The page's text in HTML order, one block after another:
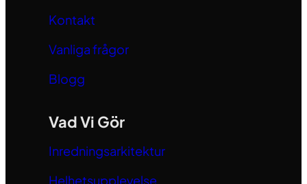
Kontakt
Vanliga frågor
Blogg
Vad Vi Gör
Inredningsarkitektur
Helhetsupplevelse